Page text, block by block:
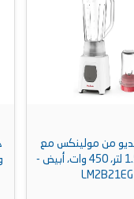
من مولينكس مع
مطحنة، 1.5 لتر، 450 وات، أبيض -